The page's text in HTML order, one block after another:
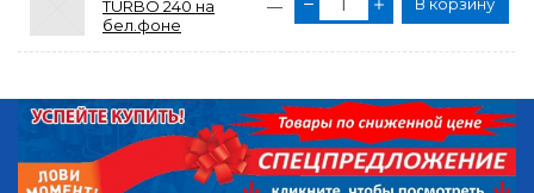
TURBO 240 на
бел.фоне
—